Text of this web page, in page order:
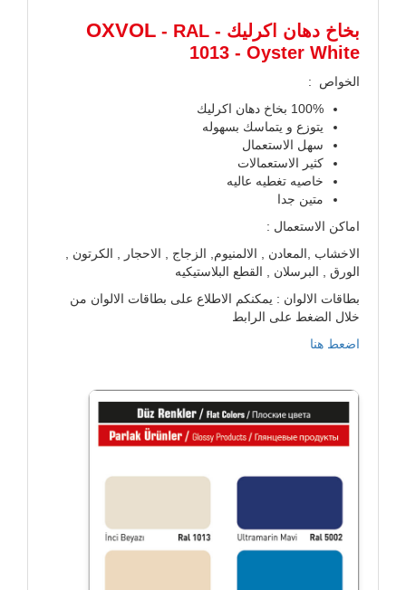
بخاخ دهان اكرليك - OXVOL - RAL
1013 - Oyster White
الخواص :
100% بخاخ دهان اكرليك
يتوزع و يتماسك بسهوله
سهل الاستعمال
كثير الاستعمالات
خاصيه تغطيه عاليه
متين جدا
اماكن الاستعمال :
الاخشاب ,المعادن , الالمنيوم, الزجاج , الاحجار , الكرتون ,
الورق , البرسلان , القطع البلاستيكيه
بطاقات الالوان : يمكنكم الاطلاع على بطاقات الالوان من
خلال الضغط على الرابط
اضعط هنا